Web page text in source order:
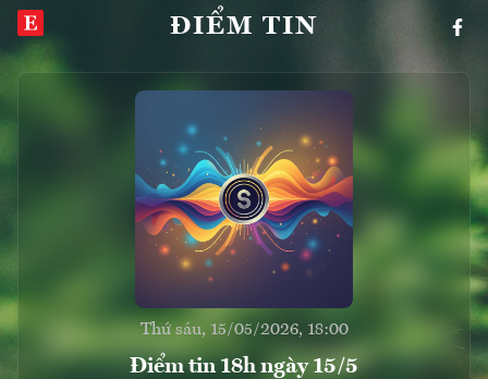
ĐIỂM TIN
Thứ sáu, 15/05/2026, 18:00
Điểm tin 18h ngày 15/5